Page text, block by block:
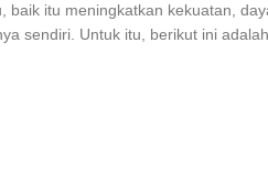
itu meningkatkan kekuatan,
sendiri. Untuk itu, berikut ini